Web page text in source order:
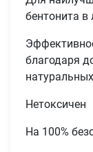
бентонита
благодаря
Нетоксичен
На 100%